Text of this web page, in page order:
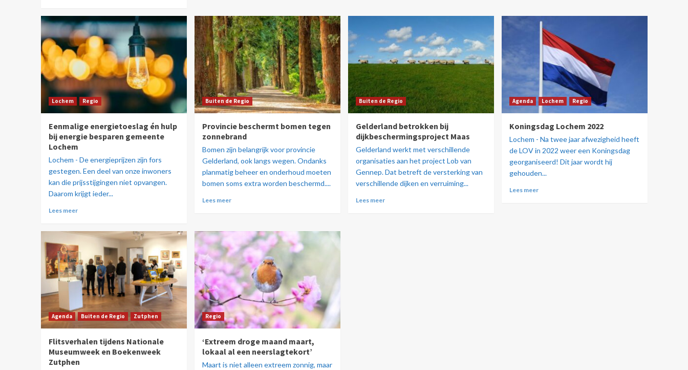
Lochem Regio
Eenmalige energietoeslag én hulp
bij energie besparen gemeente
Lochem
Lochem - De energieprijzen zijn fors
gestegen. Een deel van onze inwoners
kan die prijsstijgingen niet opvangen.
Daarom krijgt ieder...
Lees meer
Buiten de Regio
Provincie beschermt bomen tegen
zonnebrand
Bomen zijn belangrijk voor provincie
Gelderland, ook langs wegen. Ondanks
planmatig beheer en onderhoud moeten
bomen soms extra worden beschermd....
Lees meer
Buiten de Regio
Gelderland betrokken bij
dijkbeschermingsproject Maas
Gelderland werkt met verschillende
organisaties aan het project Lob van
Gennep. Dat betreft de versterking van
verschillende dijken en verruiming...
Lees meer
Agenda Lochem Regio
Koningsdag Lochem 2022
Lochem - Na twee jaar afwezigheid heeft
de LOV in 2022 weer een Koningsdag
georganiseerd! Dit jaar wordt hij
gehouden...
Lees meer
Agenda Buiten de Regio Zutphen
Flitsverhalen tijdens Nationale
Museumweek en Boekenweek
Zutphen
Regio
‘Extreem droge maand maart,
lokaal al een neerslagtekort’
Maart is niet alleen extreem zonnig, maar